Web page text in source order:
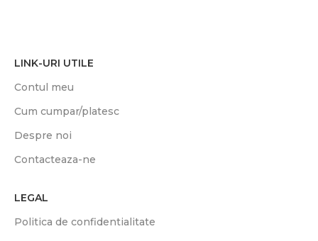
LINK-URI UTILE
Contul meu
Cum cumpar/platesc
Despre noi
Contacteaza-ne
LEGAL
Politica de confidentialitate